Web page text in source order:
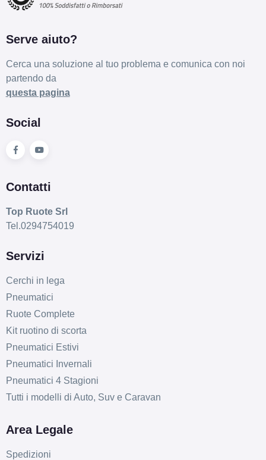
Serve aiuto?
Cerca una soluzione al tuo problema e comunica con noi
partendo da
questa pagina
Social
Contatti
Top Ruote Srl
Tel.0294754019
Servizi
Cerchi in lega
Pneumatici
Ruote Complete
Kit ruotino di scorta
Pneumatici Estivi
Pneumatici Invernali
Pneumatici 4 Stagioni
Tutti i modelli di Auto, Suv e Caravan
Area Legale
Spedizioni